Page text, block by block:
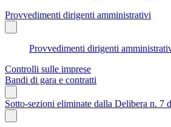
Provvedimenti dirigenti amministrativi
Provvedimenti dirigenti
Controlli sulle imprese
Bandi di gara e contratti
Sotto-sezioni eliminate dalla Delibera n. 7